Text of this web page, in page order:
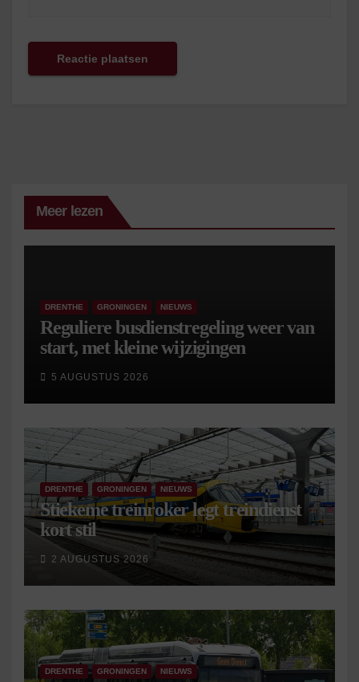
Meer lezen
DRENTHE GRONINGEN NIEUWS
Reguliere busdienstregeling weer van
start, met kleine wijzigingen
5 AUGUSTUS 2026
DRENTHE GRONINGEN NIEUWS
Stiekeme treinroker legt treindienst
kort stil
2 AUGUSTUS 2026
DRENTHE GRONINGEN NIEUWS